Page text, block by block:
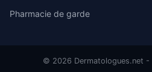
Pharmacie de garde
© 2026 Dermatologues.net -